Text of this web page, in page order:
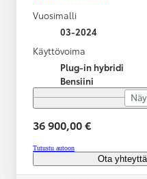
Vuosimalli
03-2024
Käyttövoima
Plug-in hybridi
Bensiini
36 900,00 €
Tutustu autoon
Ota